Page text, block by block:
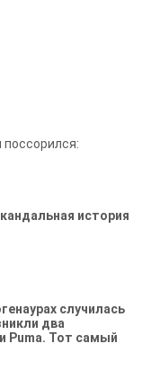
история
случилась
два
Puma. Тот самый